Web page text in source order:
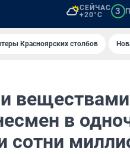
СЕЙЧАС
+20°C
3
Красноярских столбов
в
сотни